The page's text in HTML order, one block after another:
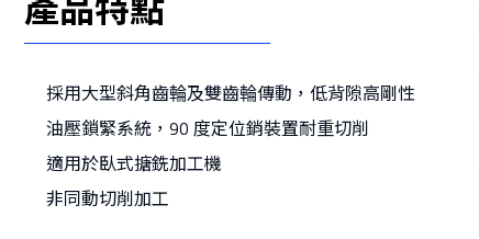
採用大型斜角齒輪及雙齒輪傳動，低背隙高剛性
油壓鎖緊系統，90 度定位銷裝置耐重切削
適用於臥式搪銑加工機
非同動切削加工